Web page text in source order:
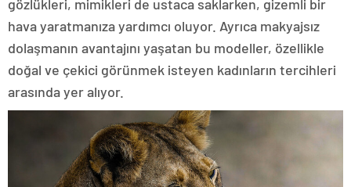
gözlükleri, mimikleri de ustaca saklarken, gizemli bir
hava yaratmanıza yardımcı oluyor. Ayrıca makyajsız
dolaşmanın avantajını yaşatan bu modeller, özellikle
doğal ve çekici görünmek isteyen kadınların tercihleri
arasında yer alıyor.